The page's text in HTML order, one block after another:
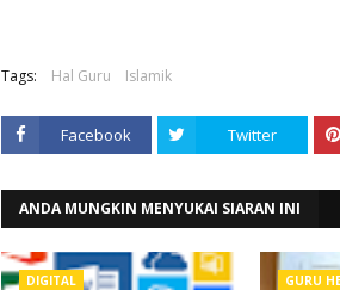
Tags: Hal Guru Islamik
Facebook Twitter
ANDA MUNGKIN MENYUKAI SIARAN INI
DIGITAL GURU